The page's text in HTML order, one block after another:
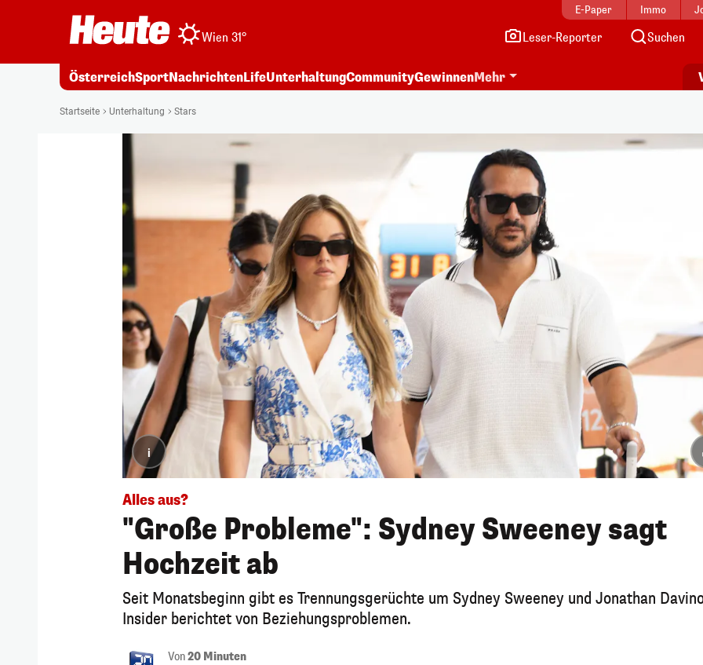
E-Paper Immo
Wien 31° Leser-Reporter Suchen
ÖsterreichSportNachrichtenLifeUnterhaltungCommunityGewinnenMehr
Startseite Unterhaltung Stars
i
Alles aus?
"Große Probleme": Sydney Sweeney sagt
Hochzeit ab
Seit Monatsbeginn gibt es Trennungsgerüchte um Sydney Sweeney und Jonathan
Insider berichtet von Beziehungsproblemen.
Von20 Minuten